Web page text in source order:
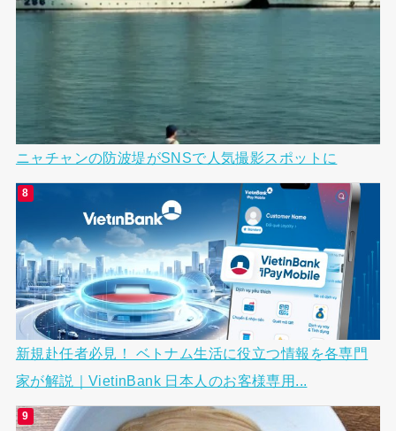
ニャチャンの防波堤がSNSで人気撮影スポットに
新規赴任者必見！ ベトナム生活に役立つ情報を各専門
家が解説｜VietinBank 日本人のお客様専用...